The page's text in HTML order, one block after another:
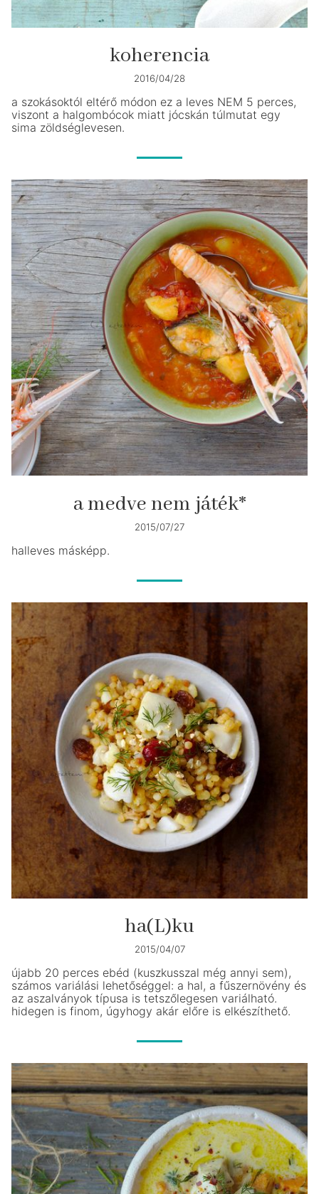
koherencia
2016/04/28
a szokásoktól eltérő módon ez a leves NEM 5 perces,
viszont a halgombócok miatt jócskán túlmutat egy
sima zöldséglevesen.
a medve nem játék*
2015/07/27
halleves másképp.
ha(L)ku
2015/04/07
újabb 20 perces ebéd (kuszkusszal még annyi sem),
számos variálási lehetőséggel: a hal, a fűszernövény és
az aszalványok típusa is tetszőlegesen variálható.
hidegen is finom, úgyhogy akár előre is elkészíthető.